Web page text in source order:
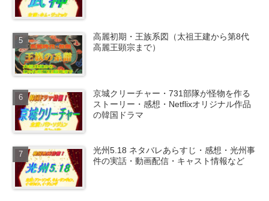
高麗初期・王族系図（太祖王建から第8代
高麗王顕宗まで）
京城クリーチャー・731部隊が怪物を作る
ストーリー・感想・Netflixオリジナル作品
の韓国ドラマ
光州5.18 ネタバレあらすじ・感想・光州事
件の実話・動画配信・キャスト情報など